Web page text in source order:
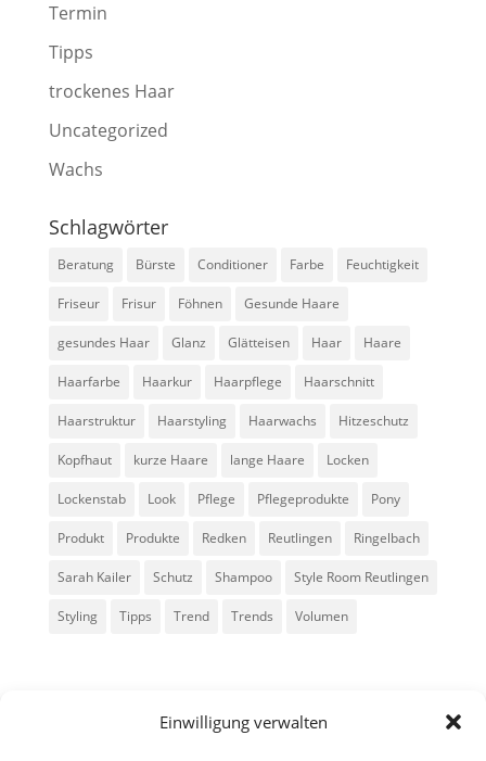
Einwilligung verwalten
Termin
Tipps
trockenes Haar
Uncategorized
Wachs
Schlagwörter
Beratung Bürste Conditioner Farbe Feuchtigkeit
Friseur Frisur Föhnen Gesunde Haare
gesundes Haar Glanz Glätteisen Haar Haare
Haarfarbe Haarkur Haarpflege Haarschnitt
Haarstruktur Haarstyling Haarwachs Hitzeschutz
Kopfhaut kurze Haare lange Haare Locken
Lockenstab Look Pflege Pflegeprodukte Pony
Produkt Produkte Redken Reutlingen Ringelbach
Sarah Kailer Schutz Shampoo Style Room Reutlingen
Styling Tipps Trend Trends Volumen